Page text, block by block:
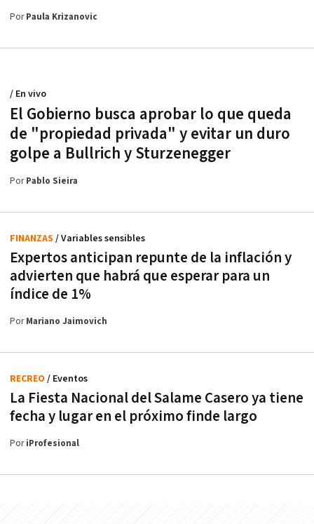
PorPaula Krizanovic
El Gobierno busca aprobar lo que queda
de "propiedad privada" y evitar un duro
golpe a Bullrich y Sturzenegger
/ En vivo
PorPablo Sieira
Expertos anticipan repunte de la inflación y
advierten que habrá que esperar para un
índice de 1%
FINANZAS / Variables sensibles
PorMariano Jaimovich
La Fiesta Nacional del Salame Casero ya tiene
fecha y lugar en el próximo finde largo
RECREO / Eventos
PoriProfesional